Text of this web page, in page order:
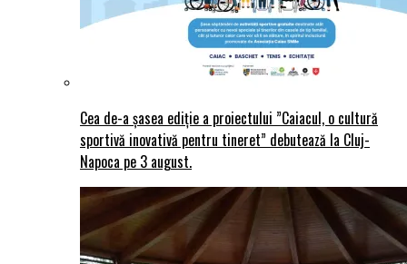
Cea de-a șasea ediție a proiectului ”Caiacul, o cultură
sportivă inovativă pentru tineret” debutează la Cluj-
Napoca pe 3 august.